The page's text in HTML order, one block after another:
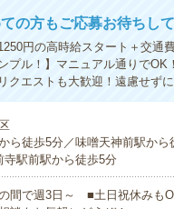
の方もご応募お待ちし
円の高時給スタート＋交
プル！】マニュアル通りで
クエストも大歓迎！遠慮せず
ら徒歩5分／味噌天神前駅か
寺駅前駅から徒歩5分
間で週3日～ ■土日祝休みも